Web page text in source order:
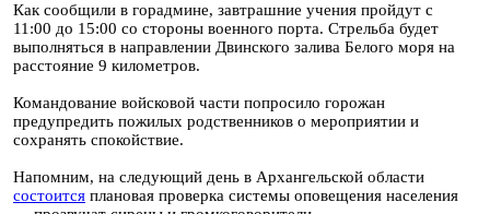
Как сообщили в горадмине, завтрашние учения пройдут с
11:00 до 15:00 со стороны военного порта. Стрельба будет
выполняться в направлении Двинского залива Белого моря на
расстояние 9 километров.
Командование войсковой части попросило горожан
предупредить пожилых родственников о мероприятии и
сохранять спокойствие.
Напомним, на следующий день в Архангельской области
состоится плановая проверка системы оповещения населения